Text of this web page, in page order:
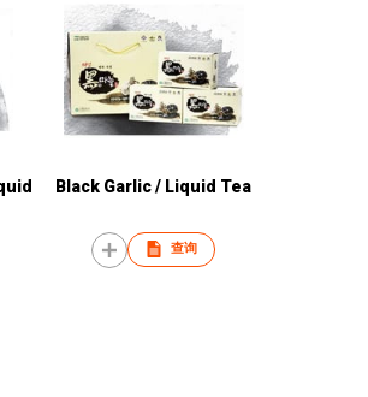
Black Garlic / Liquid Tea
查询